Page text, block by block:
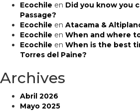
Ecochile en Did you know you
Passage?
Ecochile en Atacama &
Ecochile en When and where
Ecochile en When is the best
Torres del Paine?
Archives
Abril 2026
Mayo 2025